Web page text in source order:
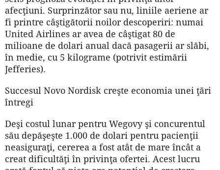
afecţiuni. Surprinzător sau nu, liniile aeriene ar
fi printre câştigătorii noilor descoperiri: numai
United Airlines ar avea de câştigat 80 de
milioane de dolari anual dacă pasagerii ar slăbi,
în medie, cu 5 kilograme (potrivit estimării
Jefferies).
Succesul Novo Nordisk creşte economia unei ţări
întregi
Deşi costul lunar pentru Wegovy şi concurentul
său depăşeşte 1.000 de dolari pentru pacienţii
neasiguraţi, cererea a fost atât de mare încât a
creat dificultăţi în privinţa ofertei. Acest lucru